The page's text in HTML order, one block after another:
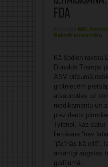
FDA
MIC
Rakstīt komentāru
Kā šodien raksta
Donalds Tramps
ASV drīzumā
grūtniecēm
atsaucoties uz
medikamentu un
prezidents
Tylenol, kas satur
lietošana “nav
“jācīnās kā ellē”,
ārkārtīgi augstas
gadījumā.